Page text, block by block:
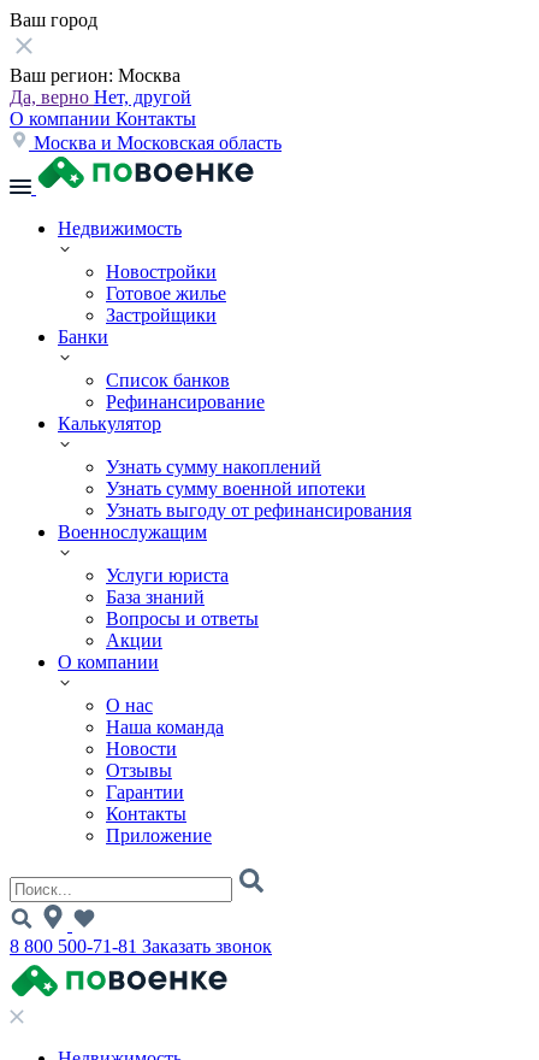
Ваш город
Ваш регион: Москва
Да, верно Нет, другой
О компании Контакты
Москва и Московская область
Недвижимость
Новостройки
Готовое жилье
Застройщики
Банки
Список банков
Рефинансирование
Калькулятор
Узнать сумму накоплений
Узнать сумму военной ипотеки
Узнать выгоду от рефинансирования
Военнослужащим
Услуги юриста
База знаний
Вопросы и ответы
Акции
О компании
О нас
Наша команда
Новости
Отзывы
Гарантии
Контакты
Приложение
8 800 500-71-81 Заказать звонок